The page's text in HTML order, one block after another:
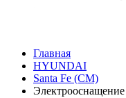
Главная
HYUNDAI
Santa Fe (CM)
Электрооснащение